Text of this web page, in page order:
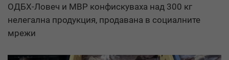
ОДБХ-Ловеч и МВР конфискуваха над 300 кг
нелегална продукция, продавана в социалните
мрежи